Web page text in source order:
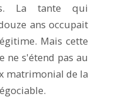
La tante qui
ans occupait
Mais cette
ne s'étend pas au
matrimonial de la